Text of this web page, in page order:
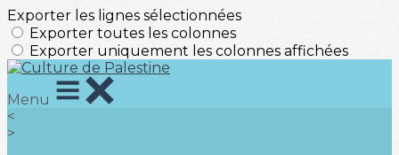
Exporter les lignes sélectionnées
Exporter toutes les colonnes
Exporter uniquement les colonnes affichées
Menu
<
>